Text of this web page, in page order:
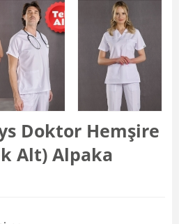
Doktor Hemşire
Alt) Alpaka